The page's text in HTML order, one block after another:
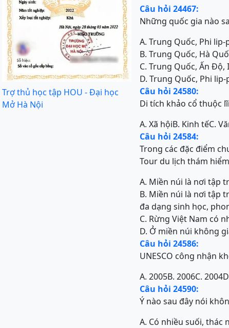
Trợ thủ học tập HOU - Đại học
Mở Hà Nội
Câu hỏi 24467:
Những quốc gia nào
A. Trung Quốc, Phi lip-
B. Trung Quốc, Hà
C. Trung Quốc, Ấn Độ,
D. Trung Quốc, Phi
Câu hỏi 24580:
Di tích khảo cổ thuộc
A. Xã hộiB. Kinh tếC.
Câu hỏi 24584:
Trong các đặc điểm
Tour du lịch thám
A. Miền núi là nơi tập
B. Miền núi là nơi tập
đa dạng sinh học,
C. Rừng Việt Nam có
D. Ở miền núi không
Câu hỏi 24586:
UNESCO công nhận
A. 2005B. 2006C. 2004
Câu hỏi 24590:
Ý nào sau đây nói
A. Có nhiều suối, thác